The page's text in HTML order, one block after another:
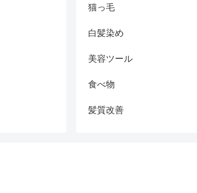
猫っ毛
白髪染め
美容ツール
食べ物
髪質改善